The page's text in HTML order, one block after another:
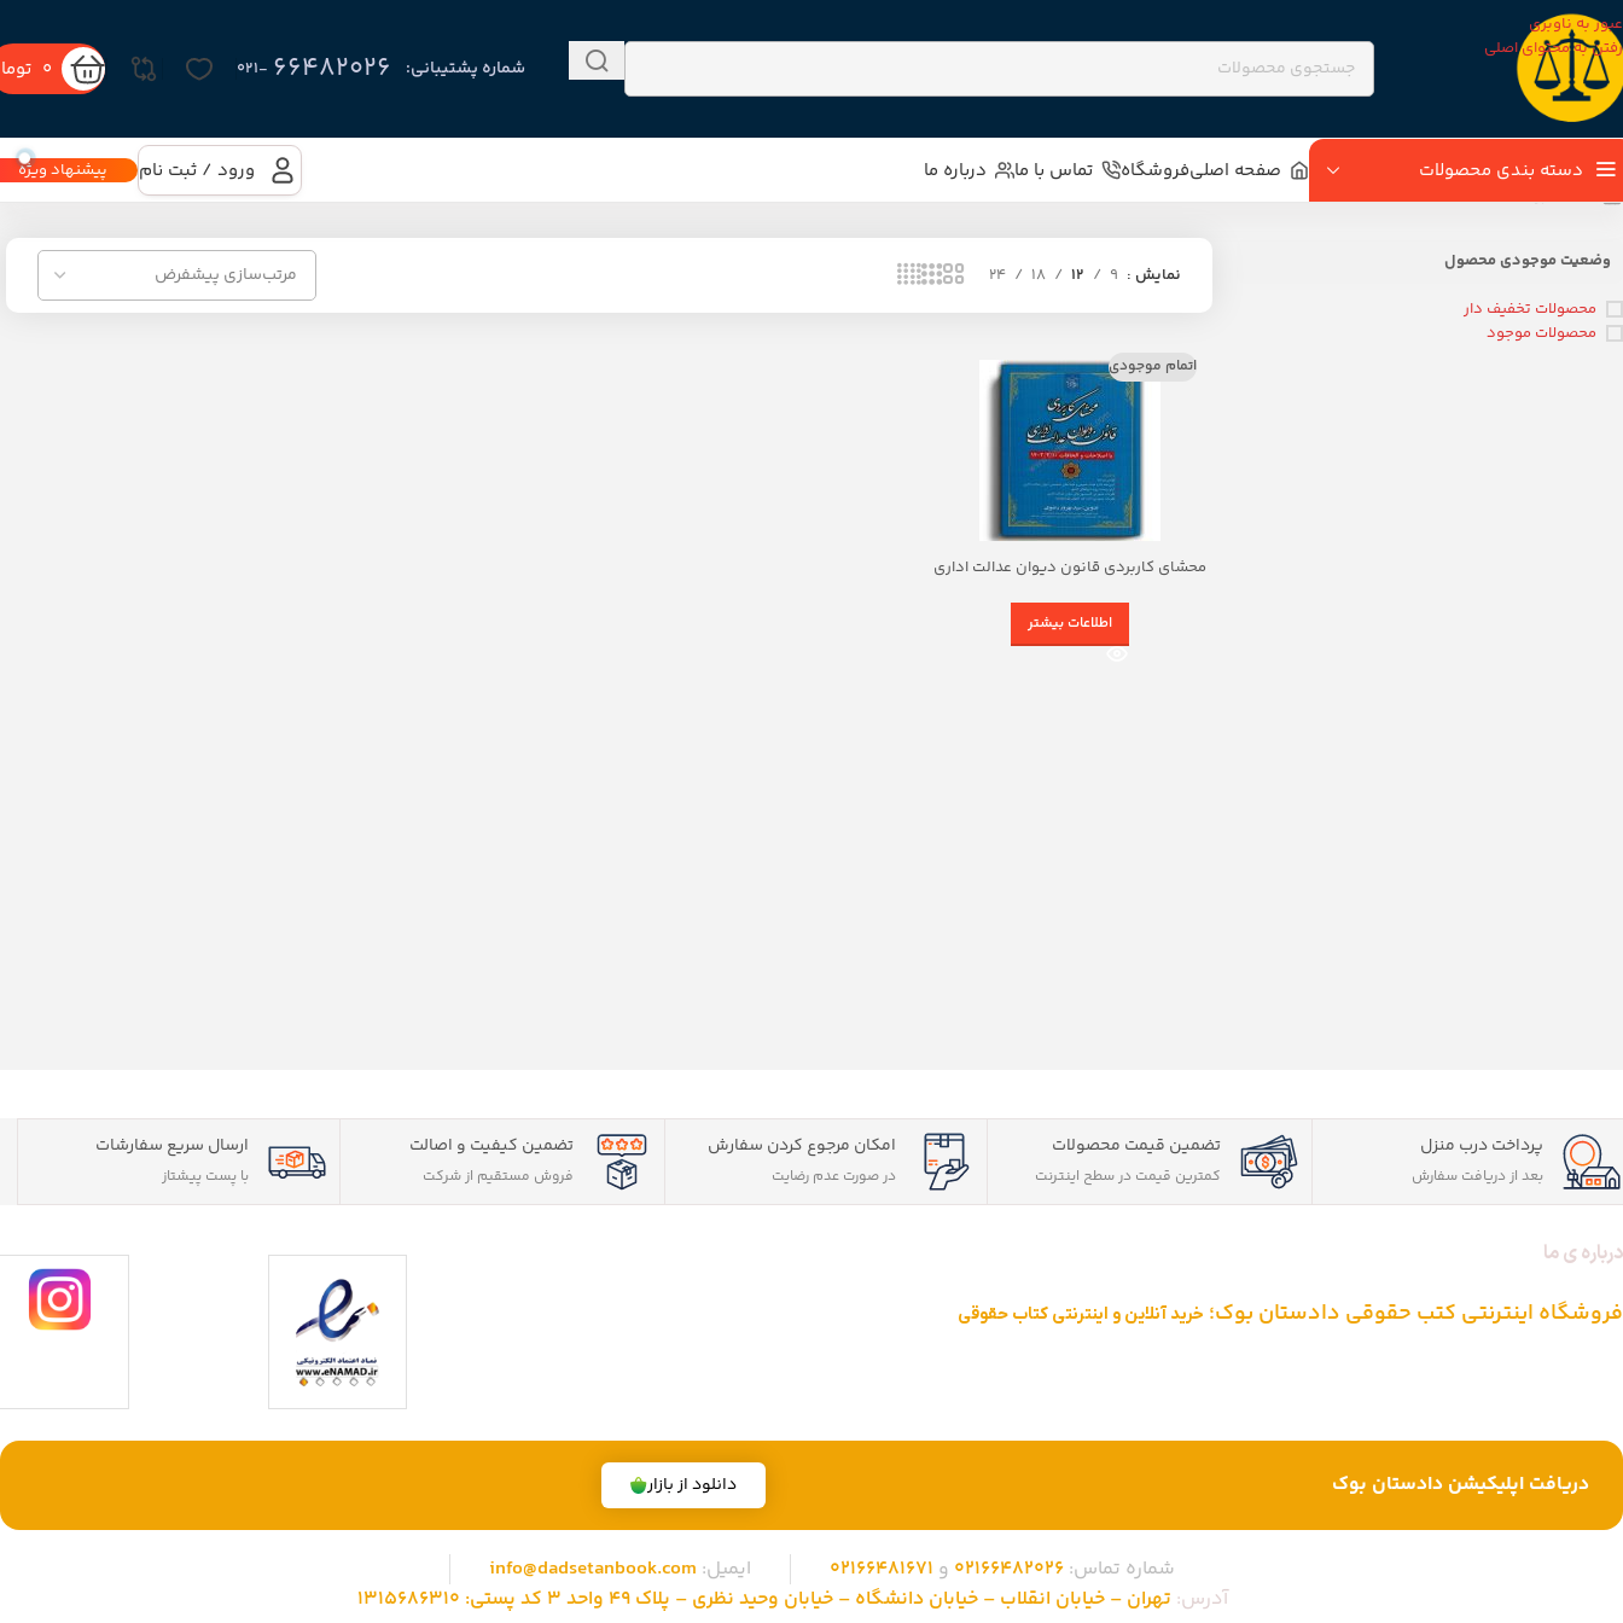
عبور به ناوبری
رفتن به محتوای اصلی
شماره پشتیبانی: 66482026 -۰۲۱ 0
دسته بندی محصولات صفحه اصلیفروشگاه تماس با ما درباره ما ورود / ثبت نام
پیشنهاد ویژه
خانه فروشگاه
وضعیت موجودی محصول
محصولات تخفیف دار
محصولات موجود
نمایش 9
12
18
24
اتمام موجودی
محشای کاربردی قانون دیوان عدالت اداری
اطلاعات بیشتر
پرداخت درب منزل
بعد از دریافت سفارش
تضمین قیمت محصولات
کمترین قیمت در سطح اینترنت
امکان مرجوع کردن سفارش
در صورت عدم رضایت
تضمین کیفیت و اصالت
فروش مستقیم از شرکت
ارسال سریع سفارشات
با پست پیشتاز
درباره ی ما
فروشگاه اینترنتی کتب حقوقی دادستان بوک؛ خرید آنلاین و اینترنتی کتاب حقوقی
دریافت اپلیکیشن دادستان بوک دانلود از بازار
شماره تماس:02166482026 و 02166481671 ایمیل: info@dadsetanbook.com
آدرس: تهران – خیابان انقلاب – خیابان دانشگاه – خیابان وحید نظری – پلاک 49 واحد 3 کد پستی: 1315686310